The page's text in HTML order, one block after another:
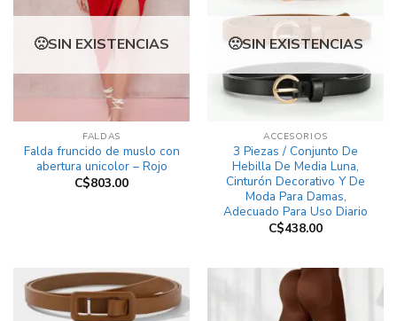
SIN EXISTENCIAS
FALDAS
Falda fruncido de muslo con
abertura unicolor – Rojo
C$803.00
SIN EXISTENCIAS
ACCESORIOS
3 Piezas / Conjunto De
Hebilla De Media Luna,
Cinturón Decorativo Y De
Moda Para Damas,
Adecuado Para Uso Diario
C$438.00